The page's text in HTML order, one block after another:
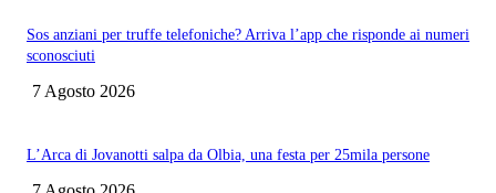
Sos anziani per truffe telefoniche? Arriva l’app che risponde ai numeri
sconosciuti
7 Agosto 2026
L’Arca di Jovanotti salpa da Olbia, una festa per 25mila persone